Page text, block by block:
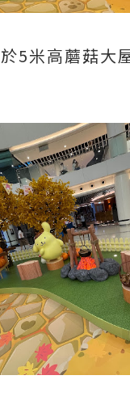
5米高蘑菇大